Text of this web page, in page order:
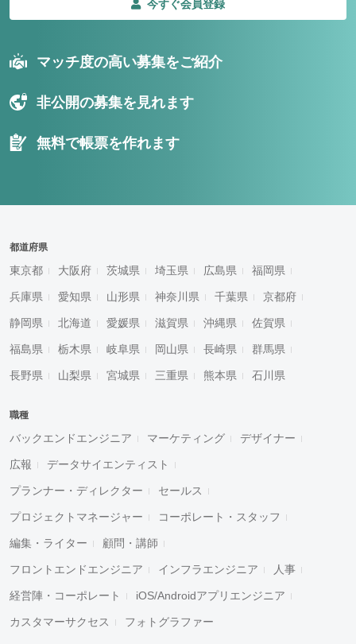
今すぐ会員登録
マッチ度の高い募集をご紹介
非公開の募集を見れます
無料で帳票を作れます
都道府県
東京都 大阪府 茨城県 埼玉県 広島県 福岡県
兵庫県 愛知県 山形県 神奈川県 千葉県 京都府
静岡県 北海道 愛媛県 滋賀県 沖縄県 佐賀県
福島県 栃木県 岐阜県 岡山県 長崎県 群馬県
長野県 山梨県 宮城県 三重県 熊本県 石川県
職種
バックエンドエンジニア マーケティング デザイナー
広報 データサイエンティスト
プランナー・ディレクター セールス
プロジェクトマネージャー コーポレート・スタッフ
編集・ライター 顧問・講師
フロントエンドエンジニア インフラエンジニア 人事
経営陣・コーポレート iOS/Androidアプリエンジニア
カスタマーサクセス フォトグラファー